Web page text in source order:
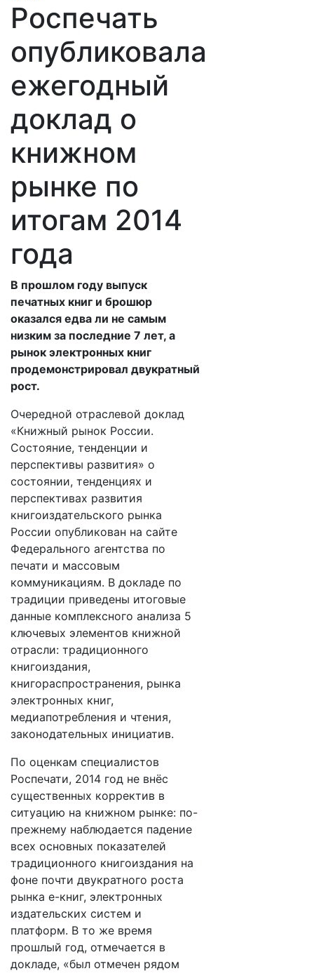
Роспечать
опубликовала
ежегодный
доклад о
книжном
рынке по
итогам 2014
года
В прошлом году выпуск
печатных книг и брошюр
оказался едва ли не самым
низким за последние 7 лет, а
рынок электронных книг
продемонстрировал двукратный
рост.
Очередной отраслевой доклад
«Книжный рынок России.
Состояние, тенденции и
перспективы развития» о
состоянии, тенденциях и
перспективах развития
книгоиздательского рынка
России опубликован на сайте
Федерального агентства по
печати и массовым
коммуникациям. В докладе по
традиции приведены итоговые
данные комплексного анализа 5
ключевых элементов книжной
отрасли: традиционного
книгоиздания,
книгораспространения, рынка
электронных книг,
медиапотребления и чтения,
законодательных инициатив.
По оценкам специалистов
Роспечати, 2014 год не внёс
существенных корректив в
ситуацию на книжном рынке: по-
прежнему наблюдается падение
всех основных показателей
традиционного книгоиздания на
фоне почти двукратного роста
рынка е-книг, электронных
издательских систем и
платформ. В то же время
прошлый год, отмечается в
докладе, «был отмечен рядом